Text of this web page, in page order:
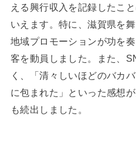
える興行収入を記録したこ
いえます。特に、滋賀県を
地域プロモーションが功を
客を動員しました。また、
く、「清々しいほどのバカ
に包まれた」といった感想
も続出しました。